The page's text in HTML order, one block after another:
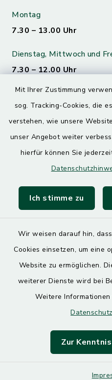
Mit Ihrer Zustimmung
sog. Tracking-Cookies, die
verstehen, wie unsere
unser Angebot weiter
hierfür können Sie
Ich stimme zu
Wir weisen darauf hin,
Cookies einsetzen, um eine
Website zu ermöglichen.
weiterer Dienste wird bei
Weitere
Zur
Montag
7.30 – 13.00 Uhr
Dienstag, Mittwoch und
7.30 – 12.00 Uhr
Donnerstag
7.30 – 12.00 Uhr
13.00 – 17.30 Uhr
Quicklinks
SoNNe e. V.